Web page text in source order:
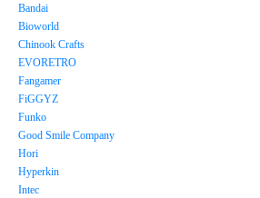
Bandai
Bioworld
Chinook Crafts
EVORETRO
Fangamer
FiGGYZ
Funko
Good Smile Company
Hori
Hyperkin
Intec